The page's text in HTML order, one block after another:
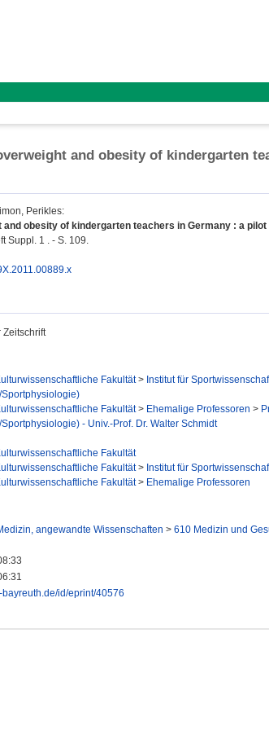
and obesity of kindergarten
Perikles:
obesity of kindergarten teachers in Germany : a pilot
Suppl. 1 . - S. 109.
Zeitschrift
Fakultät> Institut für
Fakultät> Ehemalige Professoren >
- Univ.-Prof. Dr. Walter Schmidt
Fakultät
Fakultät> Institut für
Fakultät> Ehemalige Professoren
angewandte Wissenschaften > 610 Medizin und
bayreuth.de/id/eprint/40576